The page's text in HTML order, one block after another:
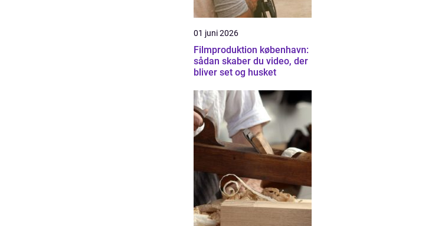
01 juni 2026
Filmproduktion københavn:
sådan skaber du video, der
bliver set og husket